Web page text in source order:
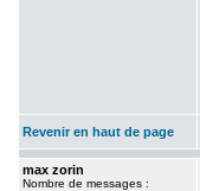
Revenir en haut de page
max zorin
Nombre de messages :